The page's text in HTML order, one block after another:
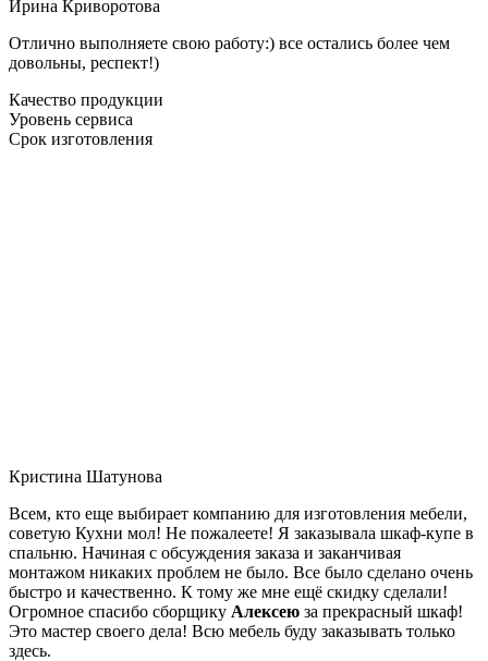
Ирина Криворотова
Отлично выполняете свою работу:) все остались более чем
довольны, респект!)
Качество продукции
Уровень сервиса
Срок изготовления
Кристина Шатунова
Всем, кто еще выбирает компанию для изготовления мебели,
советую Кухни мол! Не пожалеете! Я заказывала шкаф-купе в
спальню. Начиная с обсуждения заказа и заканчивая
монтажом никаких проблем не было. Все было сделано очень
быстро и качественно. К тому же мне ещё скидку сделали!
Огромное спасибо сборщику Алексею за прекрасный шкаф!
Это мастер своего дела! Всю мебель буду заказывать только
здесь.